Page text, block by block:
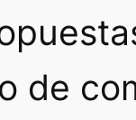
de